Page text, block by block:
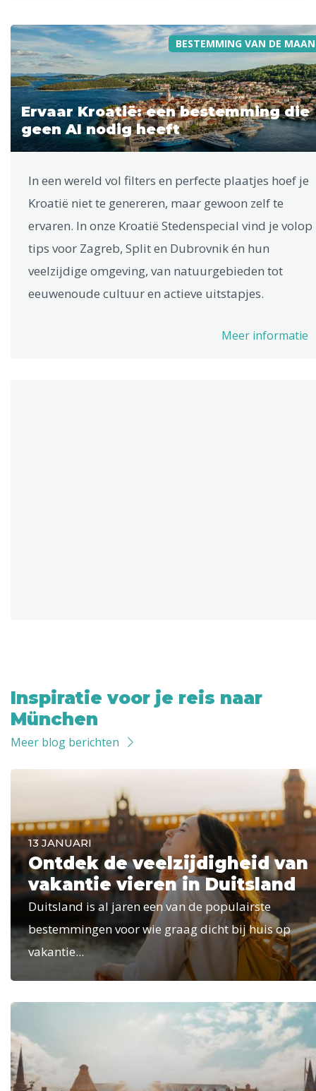
BESTEMMING VAN DE
Ervaar Kroatië: een bestemming die
geen AI nodig heeft
In een wereld vol filters en perfecte plaatjes hoef je
Kroatië niet te genereren, maar gewoon zelf te
ervaren. In onze Kroatië Stedenspecial vind je volop
tips voor Zagreb, Split en Dubrovnik én hun
veelzijdige omgeving, van natuurgebieden tot
eeuwenoude cultuur en actieve uitstapjes.
Meer informatie
Inspiratie voor je reis naar
München
Meer blog berichten
13 JANUARI
Ontdek de veelzijdigheid van
vakantie vieren in Duitsland
Duitsland is al jaren een van de populairste
bestemmingen voor wie graag dicht bij huis op
vakantie...